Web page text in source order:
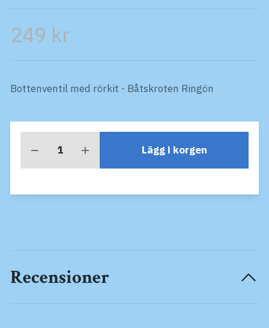
249 kr
Bottenventil med rörkit - Båtskroten Ringön
Lägg i korgen
Recensioner